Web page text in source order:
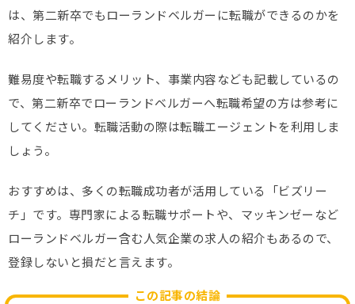
は、第二新卒でもローランドベルガーに転職ができるのかを
紹介します。
難易度や転職するメリット、事業内容なども記載しているの
で、第二新卒でローランドベルガーへ転職希望の方は参考に
してください。転職活動の際は転職エージェントを利用しま
しょう。
おすすめは、多くの転職成功者が活用している「ビズリー
チ」です。専門家による転職サポートや、マッキンゼーなど
ローランドベルガー含む人気企業の求人の紹介もあるので、
登録しないと損だと言えます。
この記事の結論